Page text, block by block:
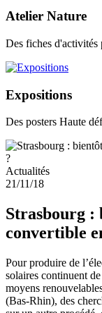
Atelier Nature
Des fiches
Expositions
Des posters Haute
Actualités
21/11/18
Strasbourg :
convertible
Pour produire de
solaires continuent
moyens
(Bas-Rhin), des